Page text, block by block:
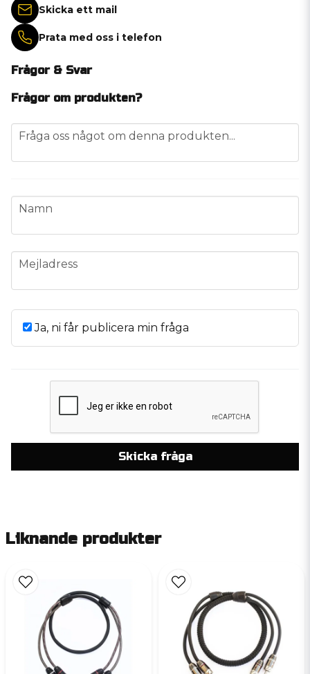
Skicka ett mail
Prata med oss i telefon
Frågor & Svar
Frågor om produkten?
question
Fråga oss något om denna produkten...
name
Namn
email
Mejladress
Ja, ni får publicera min fråga
Skicka fråga
Liknande produkter